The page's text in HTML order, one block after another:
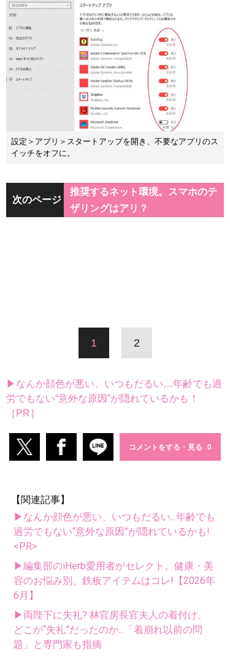
設定＞アプリ＞スタートアップを開き、不要なアプリのス
イッチをオフに。
次のページ
推奨するネット環境。スマホのテ
ザリングはアリ？
1 2
▶なんか顔色が悪い、いつもだるい…年齢でも過
労でもない“意外な原因”が隠れているかも！
［PR］
コメントをする・見る
【関連記事】
▶なんか顔色が悪い、いつもだるい...年齢でも
過労でもない“意外な原因”が隠れているかも!
<PR>
▶編集部のiHerb愛用者がセレクト。健康・美
容のお悩み別、鉄板アイテムはコレ!【2026年
6月】
▶両陛下に失礼? 林官房長官夫人の着付け、
どこが“失礼”だったのか...「着崩れ以前の問
題」と専門家も指摘